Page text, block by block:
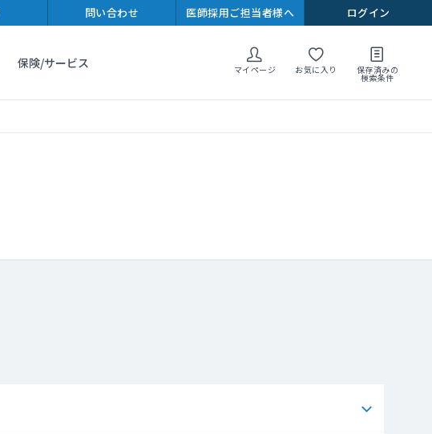
問い合わせ 医師採用ご担当者様へ ログイン
保険/サービス マイページ お気に入り 保存済みの
検索条件